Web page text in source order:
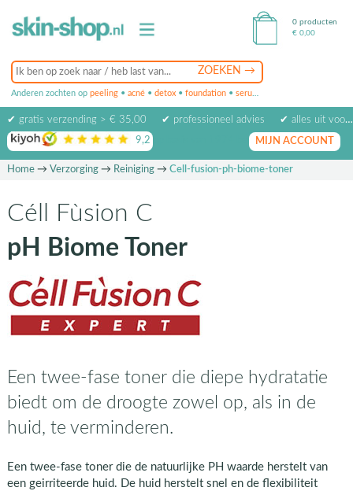
Anderen zochten op peeling • acné • detox • foundation • serum
0 producten
€ 0,00
✔ gratis verzending > € 35,00 ✔ professioneel advies
✔ alles uit voorraad leverbaar
9,2 op basis van beoordelingen
MIJN ACCOUNT
Home→ Verzorging→ Reiniging→ Cell-fusion-ph-biome-toner
Céll Fùsion C
pH Biome Toner
Een twee-fase toner die diepe hydratatie
biedt om de droogte zowel op, als in de
huid, te verminderen.
Een twee-fase toner die de natuurlijke PH waarde herstelt van
een geirriteerde huid. De huid herstelt snel en de flexibiliteit